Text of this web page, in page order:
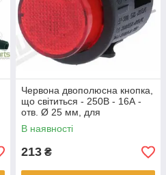
Червона двополюсна кнопка,
що світиться - 250В - 16А -
отв. Ø 25 мм, для
кавомашини
В наявності
213 ₴